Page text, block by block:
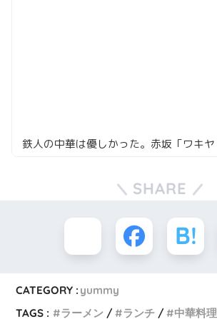
SHARE
CATEGORY : yummy
TAGS :
ラーメン ランチ 中華料理